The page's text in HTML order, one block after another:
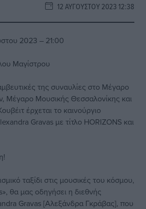
12 ΑΥΓΟΎΣΤΟΥ 2023 12:38
2023 – 21:00
Μαγίστρου
της συναυλίες στο Μέγαρο
Μέγαρο Μουσικής Θεσσαλονίκης και
έρχεται το καινούργιο
Gravas με τίτλο HORIZONS και
ταξίδι στις μουσικές του κόσμου,
θα μας οδηγήσει η διεθνής
Gravas [Αλεξάνδρα Γκράβας], που